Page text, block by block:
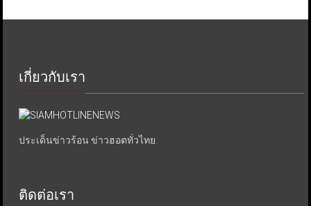
เกี่ยวกับเรา
ประเด็นข่าวร้อน ข่าวฮอตทั่วไทย.
ติดต่อเรา